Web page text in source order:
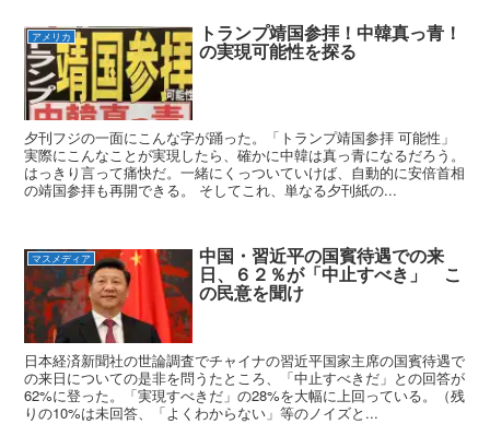
アメリカ トランプ靖国参拝！中韓真っ青！
の実現可能性を探る
夕刊フジの一面にこんな字が踊った。「トランプ靖国参拝 可能性」
実際にこんなことが実現したら、確かに中韓は真っ青になるだろう。
はっきり言って痛快だ。一緒にくっついていけば、自動的に安倍首相
の靖国参拝も再開できる。 そしてこれ、単なる夕刊紙の...
マスメディア 中国・習近平の国賓待遇での来
日、６２％が「中止すべき」 こ
の民意を聞け
日本経済新聞社の世論調査でチャイナの習近平国家主席の国賓待遇で
の来日についての是非を問うたところ、「中止すべきだ」との回答が
62%に登った。「実現すべきだ」の28%を大幅に上回っている。（残
りの10%は未回答、「よくわからない」等のノイズと...